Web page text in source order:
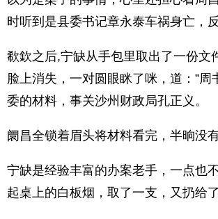
时听到是县委书记章永泰车祸身亡，
欷欽之后,宁缺从手包里取出了一份文
脸上消失，一对圆眼眯了咪，道：”周
委的材料，事关沙州财政局孔正义。
阛昌全锁着眉头将材料看完，半晌没有
宁缺是经验丰富的办案老手，一点也
起桌上的白板烟，取了一支，又扔给了